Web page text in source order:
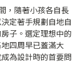
，隨著小孩各自長
定著手規劃自地自
子。選定理想中的
四周早已蓋滿大
為設計時的首要問